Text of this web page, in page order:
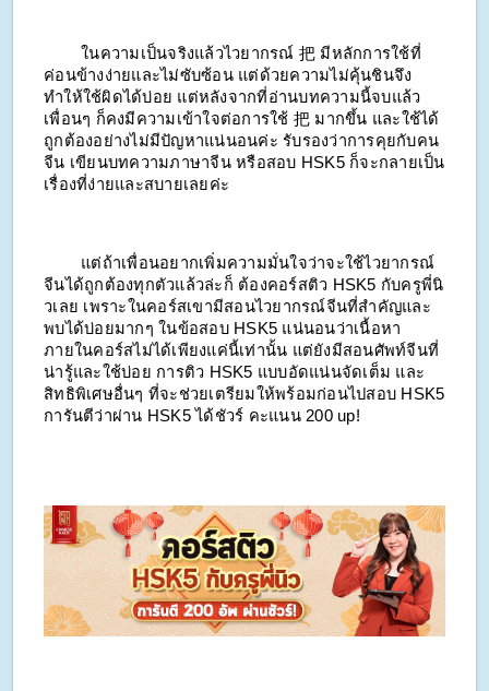
ในความเป็นจริงแล้วไวยากรณ์ 把 มีหลักการใช้ที่
ค่อนข้างง่ายและไม่ซับซ้อน แต่ด้วยความไม่คุ้นชินจึง
ทำให้ใช้ผิดได้บ่อย แต่หลังจากที่อ่านบทความนี้จบแล้ว
เพื่อนๆ ก็คงมีความเข้าใจต่อการใช้ 把 มากขึ้น และใช้ได้
ถูกต้องอย่างไม่มีปัญหาแน่นอนค่ะ รับรองว่าการคุยกับคน
จีน เขียนบทความภาษาจีน หรือสอบ HSK5 ก็จะกลายเป็น
เรื่องที่ง่ายและสบายเลยค่ะ
แต่ถ้าเพื่อนอยากเพิ่มความมั่นใจว่าจะใช้ไวยากรณ์
จีนได้ถูกต้องทุกตัวแล้วล่ะก็ ต้องคอร์สติว HSK5 กับครูพี่นิ
วเลย เพราะในคอร์สเขามีสอนไวยากรณ์จีนที่สำคัญและ
พบได้บ่อยมากๆ ในข้อสอบ HSK5 แน่นอนว่าเนื้อหา
ภายในคอร์สไม่ได้เพียงแค่นี้เท่านั้น แต่ยังมีสอนศัพท์จีนที่
น่ารู้และใช้บ่อย การติว HSK5 แบบอัดแน่นจัดเต็ม และ
สิทธิพิเศษอื่นๆ ที่จะช่วยเตรียมให้พร้อมก่อนไปสอบ HSK5
การันตีว่าผ่าน HSK5 ได้ชัวร์ คะแนน 200 up!